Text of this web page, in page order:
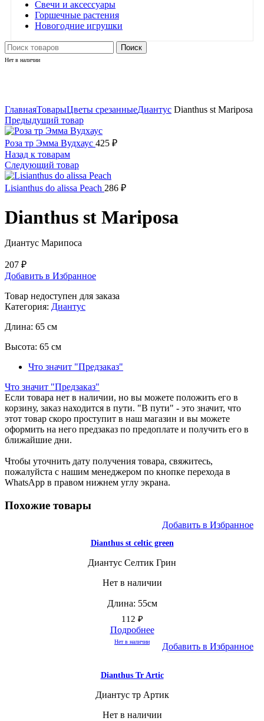
Свечи и аксессуары
Горшечные растения
Новогодние игрушки
Поиск
Нет в наличии
ГлавнаяТоварыЦветы срезанныеДиантус Dianthus st Mariposa
Предыдущий товар
Роза тр Эмма Вудхаус 425 ₽
Назад к товарам
Следующий товар
Lisianthus do alissa Peach 286 ₽
Dianthus st Mariposa
Диантус Марипоса
207 ₽
Добавить в Избранное
Товар недоступен для заказа
Категория: Диантус
Длина: 65 см
Высота: 65 см
Что значит "Предзаказ"
Что значит "Предзаказ"
Если товара нет в наличии, но вы можете положить его в
корзину, заказ находится в пути. "В пути" - это значит, что
этот товар скоро проступит в наш магазин и вы можете
оформить на него предзаказ по предоплате и получить его в
ближайшие дни.
Чтобы уточнить дату получения товара, свяжитесь,
пожалуйста с нашим менеджером по кнопке перехода в
WhatsApp в правом нижнем углу экрана.
Похожие товары
Добавить в Избранное
Dianthus st celtic green
Диантус Селтик Грин
Нет в наличии
Длина: 55см
112 ₽
Подробнее
Нет в наличии Добавить в Избранное
Dianthus Tr Artic
Диантус тр Артик
Нет в наличии